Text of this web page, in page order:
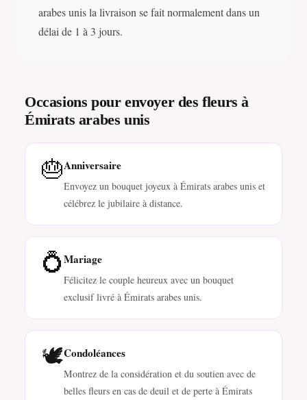
arabes unis la livraison se fait normalement dans un
délai de 1 à 3 jours.
Occasions pour envoyer des fleurs à
Émirats arabes unis
🎂Anniversaire
Envoyez un bouquet joyeux à Émirats arabes unis et
célébrez le jubilaire à distance.
💍Mariage
Félicitez le couple heureux avec un bouquet
exclusif livré à Émirats arabes unis.
🕊️Condoléances
Montrez de la considération et du soutien avec de
belles fleurs en cas de deuil et de perte à Émirats